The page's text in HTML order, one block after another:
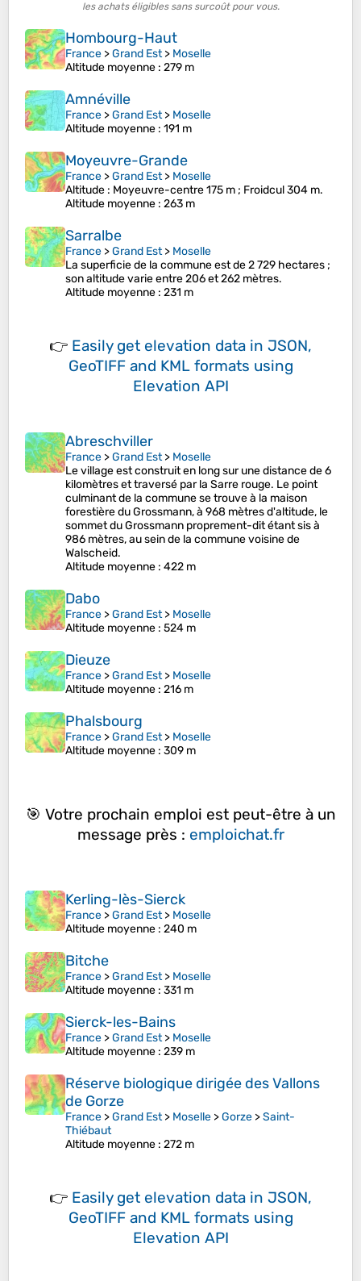
les achats éligibles sans surcoût pour vous.
Hombourg-Haut
France >Grand Est> Moselle
Altitude moyenne : 279 m
Amnéville
France >Grand Est> Moselle
Altitude moyenne : 191 m
Moyeuvre-Grande
France >Grand Est> Moselle
Altitude : Moyeuvre-centre 175 m ; Froidcul 304 m.
Altitude moyenne : 263 m
Sarralbe
France >Grand Est> Moselle
La superficie de la commune est de 2 729 hectares ;
son altitude varie entre 206 et 262 mètres.
Altitude moyenne : 231 m
👉 Easily get elevation data in JSON,
GeoTIFF and KML formats using
Elevation API
Abreschviller
France >Grand Est> Moselle
Le village est construit en long sur une distance de 6
kilomètres et traversé par la Sarre rouge. Le point
culminant de la commune se trouve à la maison
forestière du Grossmann, à 968 mètres d'altitude, le
sommet du Grossmann proprement-dit étant sis à
986 mètres, au sein de la commune voisine de
Walscheid.
Altitude moyenne : 422 m
Dabo
France >Grand Est> Moselle
Altitude moyenne : 524 m
Dieuze
France >Grand Est> Moselle
Altitude moyenne : 216 m
Phalsbourg
France >Grand Est> Moselle
Altitude moyenne : 309 m
🎯 Votre prochain emploi est peut-être à un
message près : emploichat.fr
Kerling-lès-Sierck
France >Grand Est> Moselle
Altitude moyenne : 240 m
Bitche
France >Grand Est> Moselle
Altitude moyenne : 331 m
Sierck-les-Bains
France >Grand Est> Moselle
Altitude moyenne : 239 m
Réserve biologique dirigée des Vallons
de Gorze
France >Grand Est> Moselle >Gorze >Saint-
Thiébaut
Altitude moyenne : 272 m
👉 Easily get elevation data in JSON,
GeoTIFF and KML formats using
Elevation API